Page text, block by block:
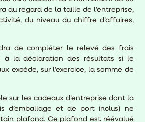
au regard de la taille de l’entreprise,
du niveau du chiffre d’affaires,
de compléter le relevé des frais
à la déclaration des résultats si le
excède, sur l’exercice, la somme de
sur les cadeaux d’entreprise dont la
d’emballage et de port inclus) ne
plafond. Ce plafond est réévalué